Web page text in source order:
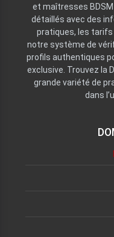
et maîtresses
détaillés avec des
pratiques, les
notre système de
profils authentiques
exclusive. Trouvez la
grande variété de
dans